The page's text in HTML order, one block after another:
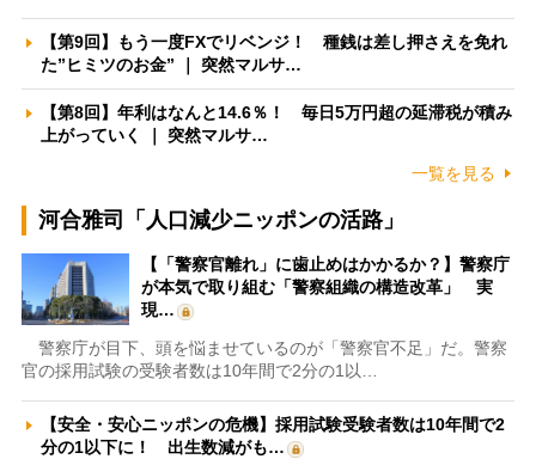
【第9回】もう一度FXでリベンジ！ 種銭は差し押さえを免れ
た”ヒミツのお金” ｜ 突然マルサ…
【第8回】年利はなんと14.6％！ 毎日5万円超の延滞税が積み
上がっていく ｜ 突然マルサ…
一覧を見る
河合雅司「人口減少ニッポンの活路」
【「警察官離れ」に歯止めはかかるか？】警察庁
が本気で取り組む「警察組織の構造改革」 実
現…
警察庁が目下、頭を悩ませているのが「警察官不足」だ。警察
官の採用試験の受験者数は10年間で2分の1以…
【安全・安心ニッポンの危機】採用試験受験者数は10年間で2
分の1以下に！ 出生数減がも…